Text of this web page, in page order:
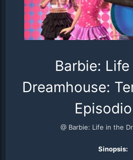
Barbie:
Dreamhouse:
@ Barbie: Life in the
Sinopsis: